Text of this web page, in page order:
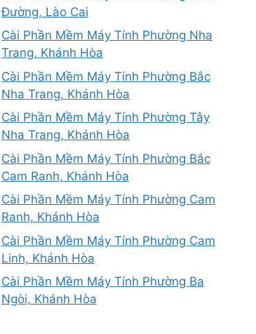
Đường, Lào Cai
Cài Phần Mềm Máy Tính Phường Nha
Trang, Khánh Hòa
Cài Phần Mềm Máy Tính Phường Bắc
Nha Trang, Khánh Hòa
Cài Phần Mềm Máy Tính Phường Tây
Nha Trang, Khánh Hòa
Cài Phần Mềm Máy Tính Phường Bắc
Cam Ranh, Khánh Hòa
Cài Phần Mềm Máy Tính Phường Cam
Ranh, Khánh Hòa
Cài Phần Mềm Máy Tính Phường Cam
Linh, Khánh Hòa
Cài Phần Mềm Máy Tính Phường Ba
Ngòi, Khánh Hòa